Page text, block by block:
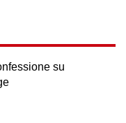
su